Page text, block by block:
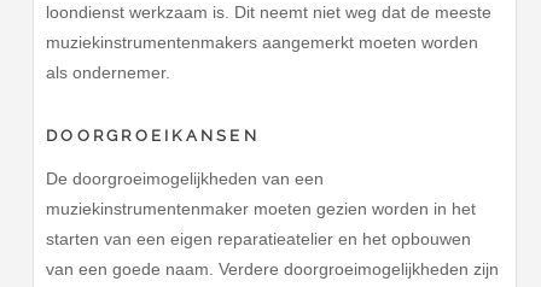
loondienst werkzaam is. Dit neemt niet weg dat de meeste
muziekinstrumentenmakers aangemerkt moeten worden
als ondernemer.
DOORGROEIKANSEN
De doorgroeimogelijkheden van een
muziekinstrumentenmaker moeten gezien worden in het
starten van een eigen reparatieatelier en het opbouwen
van een goede naam. Verdere doorgroeimogelijkheden zijn